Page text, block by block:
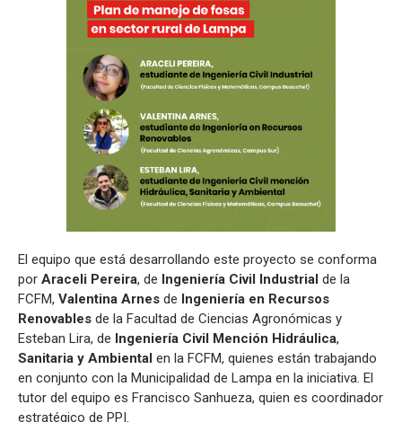
El equipo que está desarrollando este proyecto se conforma
por Araceli Pereira, de Ingeniería Civil Industrial de la
FCFM, Valentina Arnes de Ingeniería en Recursos
Renovables de la Facultad de Ciencias Agronómicas y
Esteban Lira, de Ingeniería Civil Mención Hidráulica,
Sanitaria y Ambiental en la FCFM, quienes están trabajando
en conjunto con la Municipalidad de Lampa en la iniciativa. El
tutor del equipo es Francisco Sanhueza, quien es coordinador
estratégico de PPI.